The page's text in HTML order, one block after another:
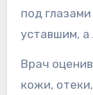
под
уставшим, а
Врач
кожи,